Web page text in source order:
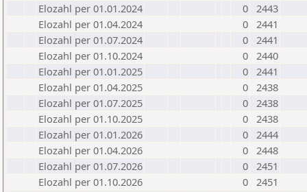
Elozahl per 01.01.2024
0 2443
Elozahl per 01.04.2024
0 2441
Elozahl per 01.07.2024
0 2441
Elozahl per 01.10.2024
0 2440
Elozahl per 01.01.2025
0 2441
Elozahl per 01.04.2025
0 2438
Elozahl per 01.07.2025
0 2438
Elozahl per 01.10.2025
0 2438
Elozahl per 01.01.2026
0 2444
Elozahl per 01.04.2026
0 2448
Elozahl per 01.07.2026
0 2451
Elozahl per 01.10.2026
0 2451